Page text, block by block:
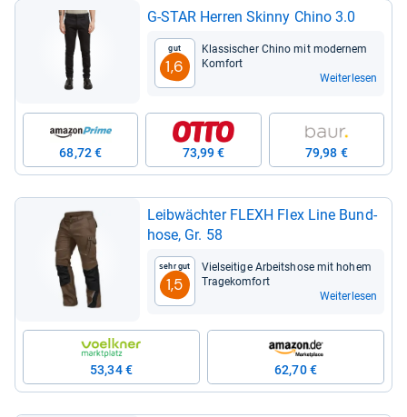
G-​STAR Her­ren Skinny Chino 3.0
Gut
1,6
Klas­si­scher Chino mit moder­nem
Kom­fort
Weiterlesen
68,72 € 73,99 € 79,98 €
Leib­wäch­ter FLEXH Flex Line Bund­
hose, Gr. 58
Sehr gut
1,5
Viel­sei­tige Arbeits­hose mit hohem
Tra­ge­kom­fort
Weiterlesen
53,34 € 62,70 €